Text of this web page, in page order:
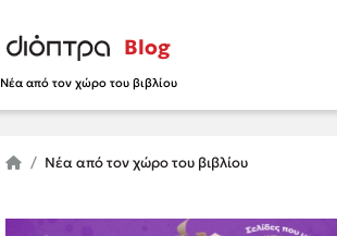
Blog
Νέα από τον χώρο του βιβλίου
Νέα από τον χώρο του βιβλίου